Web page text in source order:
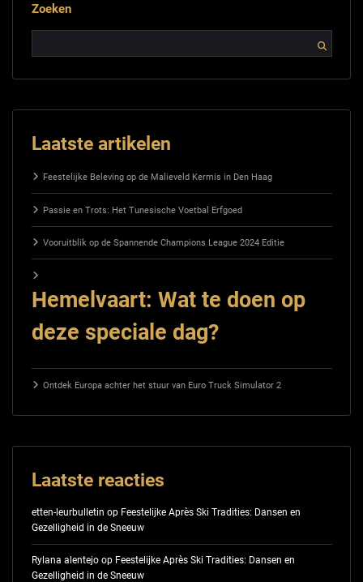
Zoeken
Laatste artikelen
Feestelijke Beleving op de Malieveld Kermis in Den Haag
Passie en Trots: Het Tunesische Voetbal Erfgoed
Vooruitblik op de Spannende Champions League 2024 Editie
Hemelvaart: Wat te doen op
deze speciale dag?
Ontdek Europa achter het stuur van Euro Truck Simulator 2
Laatste reacties
etten-leurbulletin op Feestelijke Après Ski Tradities: Dansen en
Gezelligheid in de Sneeuw
Rylana alentejoop Feestelijke Après Ski Tradities: Dansen en
Gezelligheid in de Sneeuw